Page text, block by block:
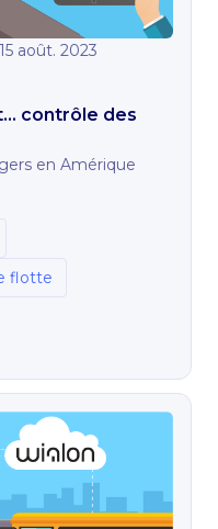
août. 2023
contrôle des
en Amérique
flotte